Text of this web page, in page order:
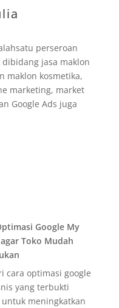
perseroan
jasa maklon
maklon kosmetika,
marketing, market
Google Ads juga
Google My
Toko Mudah
cara optimasi google
yang terbukti
meningkatkan